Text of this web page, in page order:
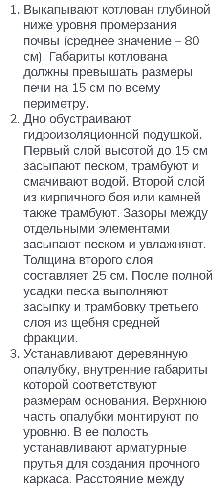
Выкапывают котлован глубиной
ниже уровня промерзания
почвы (среднее значение – 80
см). Габариты котлована
должны превышать размеры
печи на 15 см по всему
периметру.
Дно обустраивают
гидроизоляционной подушкой.
Первый слой высотой до 15 см
засыпают песком, трамбуют и
смачивают водой. Второй слой
из кирпичного боя или камней
также трамбуют. Зазоры между
отдельными элементами
засыпают песком и увлажняют.
Толщина второго слоя
составляет 25 см. После полной
усадки песка выполняют
засыпку и трамбовку третьего
слоя из щебня средней
фракции.
Устанавливают деревянную
опалубку, внутренние габариты
которой соответствуют
размерам основания. Верхнюю
часть опалубки монтируют по
уровню. В ее полость
устанавливают арматурные
прутья для создания прочного
каркаса. Расстояние между